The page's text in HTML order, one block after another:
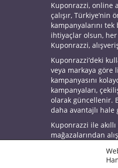
Kuponrazzi, online
çalışır,
kampanyalarını
ihtiyaçlar olsun, her
Kuponrazzi,
Kuponrazzi’deki
veya markaya göre
kampanyasını
kampanyaları,
olarak güncellenir.
daha avantajlı
Kuponrazzi ile
mağazalarından
© 2026 Kuponrazzi